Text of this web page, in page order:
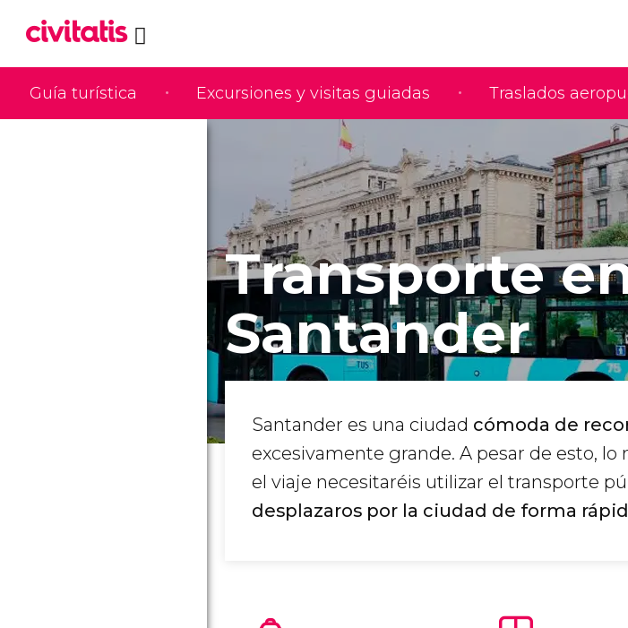
Guía turística Excursiones y visitas guiadas Traslados
Transporte
Santander
Santander es una ciudad cómoda de
excesivamente grande. A pesar de esto,
el viaje necesitaréis utilizar el transporte
desplazaros por la ciudad de forma